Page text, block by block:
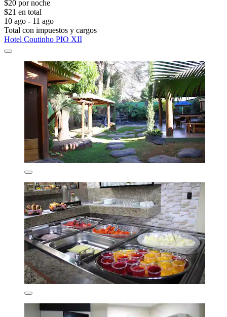
$20 por noche
$21 en total
10 ago - 11 ago
Total con impuestos y cargos
Hotel Coutinho PIO XII